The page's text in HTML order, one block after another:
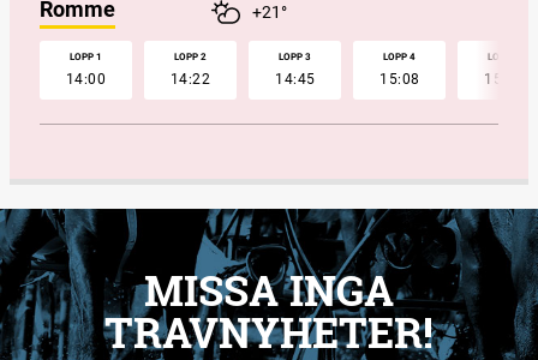
Romme +21°
LOPP 1
14:00
LOPP 2
14:22
LOPP 3
14:45
LOPP 4
15:08
LOPP 5
15:32
MISSA INGA
TRAVNYHETER!